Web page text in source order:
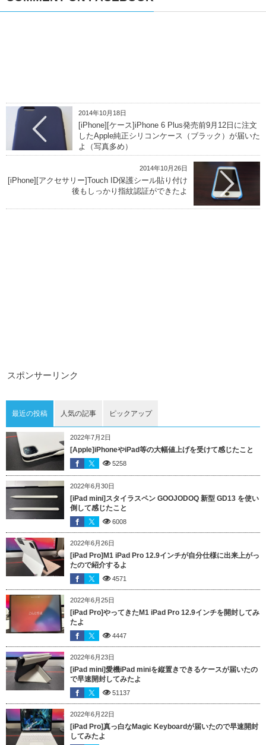
2014年10月18日
[iPhone][ケース]iPhone 6 Plus発売前9月12日に注文
したApple純正シリコンケース（ブラック）が届いた
よ（写真多め）
2014年10月26日
[iPhone][アクセサリー]Touch ID保護シール貼り付け
後もしっかり指紋認証ができたよ
スポンサーリンク
最近の投稿 人気の記事 ピックアップ
2022年7月2日
[Apple]iPhoneやiPad等の大幅値上げを受けて感じたこと
5258
2022年6月30日
[iPad mini]スタイラスペン GOOJODOQ 新型 GD13 を使い
倒して感じたこと
6008
2022年6月26日
[iPad Pro]M1 iPad Pro 12.9インチが自分仕様に出来上がっ
たので紹介するよ
4571
2022年6月25日
[iPad Pro]やってきたM1 iPad Pro 12.9インチを開封してみ
たよ
4447
2022年6月23日
[iPad mini]愛機iPad miniを縦置きできるケースが届いたの
で早速開封してみたよ
51137
2022年6月22日
[iPad Pro]真っ白なMagic Keyboardが届いたので早速開封
してみたよ